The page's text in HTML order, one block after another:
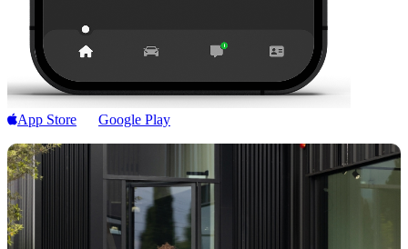
App Store Google Play